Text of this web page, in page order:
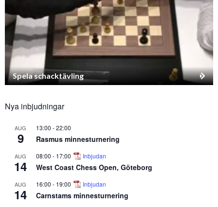
Spela schacktävling
Nya inbjudningar
AUG
9
13:00 -22:00
Rasmus minnesturnering
AUG
14
08:00 - 17:00 Inbjudan
West Coast Chess Open, Göteborg
AUG
14
16:00 - 19:00 Inbjudan
Carnstams minnesturnering